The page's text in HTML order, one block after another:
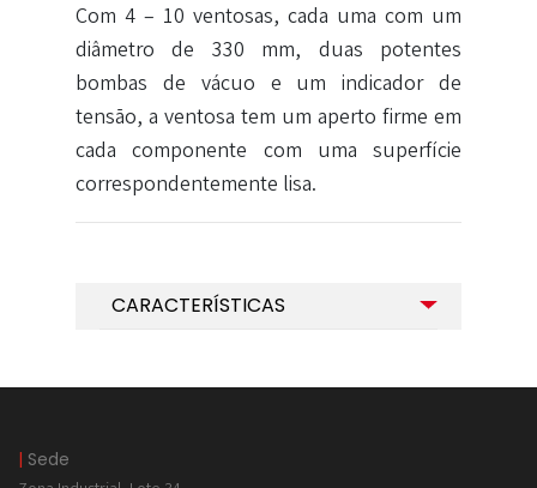
Com 4 – 10 ventosas, cada uma com um
diâmetro de 330 mm, duas potentes
bombas de vácuo e um indicador de
tensão, a ventosa tem um aperto firme em
cada componente com uma superfície
correspondentemente lisa.
CARACTERÍSTICAS
| Sede